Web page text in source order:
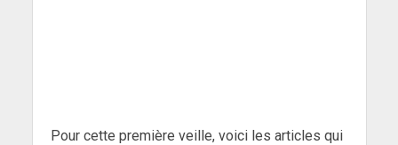
Pour cette première veille, voici les articles qui